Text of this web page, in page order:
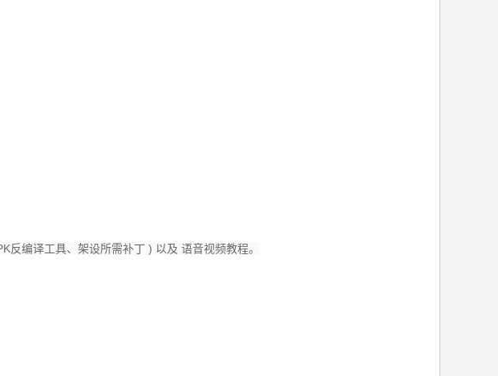
编译工具、架设所需补丁 ) 以及 语音视频教程。